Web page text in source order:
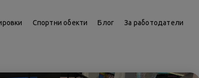
Спортни обекти Блог За работодатели